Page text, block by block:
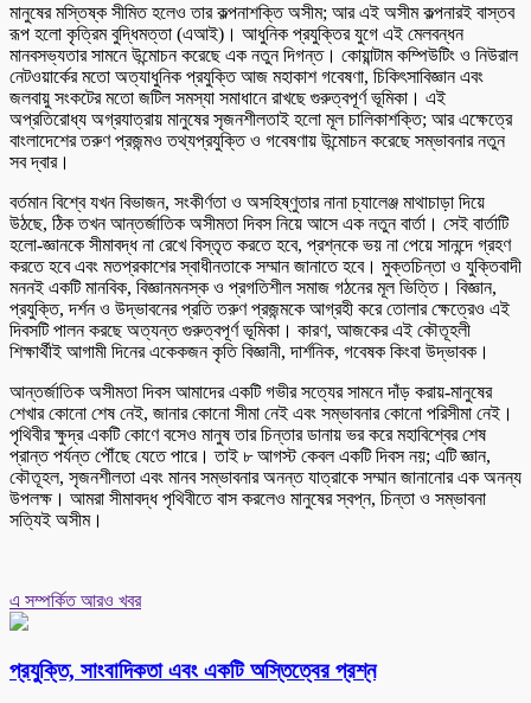
মানুষের মস্তিষ্ক সীমিত হলেও তার কল্পনাশক্তি অসীম; আর এই অসীম কল্পনারই বাস্তব
রূপ হলো কৃত্রিম বুদ্ধিমত্তা (এআই)। আধুনিক প্রযুক্তির যুগে এই মেলবন্ধন
মানবসভ্যতার সামনে উন্মোচন করেছে এক নতুন দিগন্ত। কোয়ান্টাম কম্পিউটিং ও নিউরাল
নেটওয়ার্কের মতো অত্যাধুনিক প্রযুক্তি আজ মহাকাশ গবেষণা, চিকিৎসাবিজ্ঞান এবং
জলবায়ু সংকটের মতো জটিল সমস্যা সমাধানে রাখছে গুরুত্বপূর্ণ ভূমিকা। এই
অপ্রতিরোধ্য অগ্রযাত্রায় মানুষের সৃজনশীলতাই হলো মূল চালিকাশক্তি; আর এক্ষেত্রে
বাংলাদেশের তরুণ প্রজন্মও তথ্যপ্রযুক্তি ও গবেষণায় উন্মোচন করেছে সম্ভাবনার নতুন
সব দ্বার।
বর্তমান বিশ্বে যখন বিভাজন, সংকীর্ণতা ও অসহিষ্ণুতার নানা চ্যালেঞ্জ মাথাচাড়া দিয়ে
উঠছে, ঠিক তখন আন্তর্জাতিক অসীমতা দিবস নিয়ে আসে এক নতুন বার্তা। সেই বার্তাটি
হলো-জ্ঞানকে সীমাবদ্ধ না রেখে বিস্তৃত করতে হবে, প্রশ্নকে ভয় না পেয়ে সানন্দে গ্রহণ
করতে হবে এবং মতপ্রকাশের স্বাধীনতাকে সম্মান জানাতে হবে। মুক্তচিন্তা ও যুক্তিবাদী
মননই একটি মানবিক, বিজ্ঞানমনস্ক ও প্রগতিশীল সমাজ গঠনের মূল ভিত্তি। বিজ্ঞান,
প্রযুক্তি, দর্শন ও উদ্ভাবনের প্রতি তরুণ প্রজন্মকে আগ্রহী করে তোলার ক্ষেত্রেও এই
দিবসটি পালন করছে অত্যন্ত গুরুত্বপূর্ণ ভূমিকা। কারণ, আজকের এই কৌতূহলী
শিক্ষার্থীই আগামী দিনের একেকজন কৃতি বিজ্ঞানী, দার্শনিক, গবেষক কিংবা উদ্ভাবক।
আন্তর্জাতিক অসীমতা দিবস আমাদের একটি গভীর সত্যের সামনে দাঁড় করায়-মানুষের
শেখার কোনো শেষ নেই, জানার কোনো সীমা নেই এবং সম্ভাবনার কোনো পরিসীমা নেই।
পৃথিবীর ক্ষুদ্র একটি কোণে বসেও মানুষ তার চিন্তার ডানায় ভর করে মহাবিশ্বের শেষ
প্রান্ত পর্যন্ত পৌঁছে যেতে পারে। তাই ৮ আগস্ট কেবল একটি দিবস নয়; এটি জ্ঞান,
কৌতূহল, সৃজনশীলতা এবং মানব সম্ভাবনার অনন্ত যাত্রাকে সম্মান জানানোর এক অনন্য
উপলক্ষ। আমরা সীমাবদ্ধ পৃথিবীতে বাস করলেও মানুষের স্বপ্ন, চিন্তা ও সম্ভাবনা
সত্যিই অসীম।
এ সম্পর্কিত আরও খবর
প্রযুক্তি, সাংবাদিকতা এবং একটি অস্তিত্বের প্রশ্ন